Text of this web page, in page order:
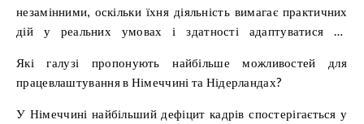
незамінними, оскільки їхня діяльність вимагає практичних
дій у реальних умовах і здатності адаптуватися до
Які галузі пропонують найбільше можливостей для
працевлаштування в Німеччині та Нідерландах?
У Німеччині найбільший дефіцит кадрів спостерігається у